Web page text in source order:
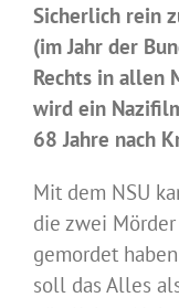
Sicherlich rein
(im Jahr der
Rechts in allen
wird ein
68 Jahre nach
Mit dem NSU
die zwei
gemordet
soll das Alles